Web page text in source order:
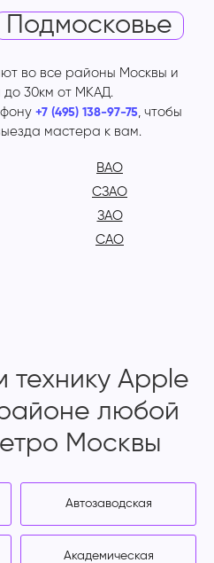
Подмосковье
во все районы Москвы и
до 30км от МКАД.
+7 (495) 138-97-75, чтобы
мастера к вам.
ВАО
СЗАО
ЗАО
САО
технику Apple
любой
Москвы
Автозаводская
Академическая